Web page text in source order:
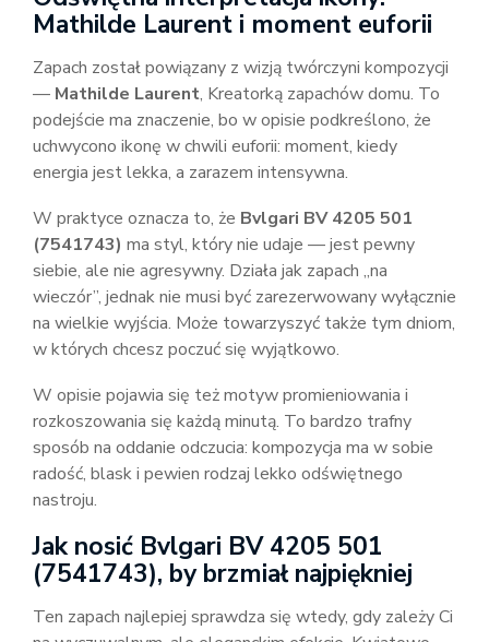
Mathilde Laurent i moment euforii
Zapach został powiązany z wizją twórczyni kompozycji
— Mathilde Laurent, Kreatorką zapachów domu. To
podejście ma znaczenie, bo w opisie podkreślono, że
uchwycono ikonę w chwili euforii: moment, kiedy
energia jest lekka, a zarazem intensywna.
W praktyce oznacza to, że Bvlgari BV 4205 501
(7541743) ma styl, który nie udaje — jest pewny
siebie, ale nie agresywny. Działa jak zapach „na
wieczór”, jednak nie musi być zarezerwowany wyłącznie
na wielkie wyjścia. Może towarzyszyć także tym dniom,
w których chcesz poczuć się wyjątkowo.
W opisie pojawia się też motyw promieniowania i
rozkoszowania się każdą minutą. To bardzo trafny
sposób na oddanie odczucia: kompozycja ma w sobie
radość, blask i pewien rodzaj lekko odświętnego
nastroju.
Jak nosić Bvlgari BV 4205 501
(7541743), by brzmiał najpiękniej
Ten zapach najlepiej sprawdza się wtedy, gdy zależy Ci